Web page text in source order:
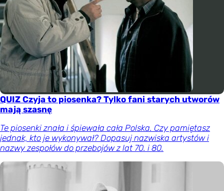
QUIZ Czyja to piosenka? Tylko fani starych utworów
mają szasnę
Te piosenki znała i śpiewała cała Polska. Czy pamiętasz
jednak, kto je wykonywał? Dopasuj nazwiska artystów i
nazwy zespołów do przebojów z lat 70. i 80.